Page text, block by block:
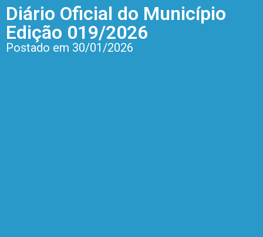
Diário Oficial do Município
Edição 019/2026
Postado em 30/01/2026